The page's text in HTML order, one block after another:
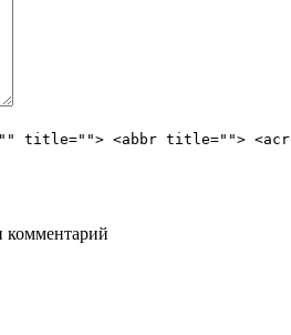
title=""> <abbr title="">
комментарий